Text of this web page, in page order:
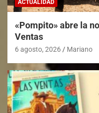
ACTUALIDAD
«Pompito» abre la
Ventas
6 agosto, 2026 Mariano